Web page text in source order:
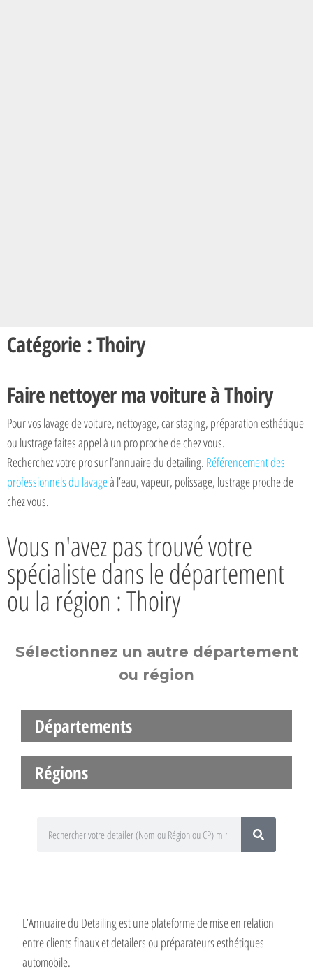
Catégorie : Thoiry
Faire nettoyer ma voiture à Thoiry
Pour vos lavage de voiture, nettoyage, car staging, préparation esthétique
ou lustrage faites appel à un pro proche de chez vous.
Recherchez votre pro sur l’annuaire du detailing. Référencement des
professionnels du lavageà l’eau, vapeur, polissage, lustrage proche de
chez vous.
Vous n'avez pas trouvé votre
spécialiste dans le département
ou la région : Thoiry
Sélectionnez un autre département
ou région
Départements
Régions
L’Annuaire du Detailing est une plateforme de mise en relation
entre clients finaux et detailers ou préparateurs esthétiques
automobile.